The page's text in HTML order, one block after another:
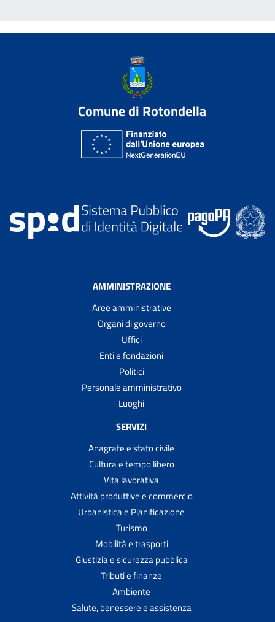
Comune di Rotondella
AMMINISTRAZIONE
Aree amministrative
Organi di governo
Uffici
Enti e fondazioni
Politici
Personale amministrativo
Luoghi
SERVIZI
Anagrafe e stato civile
Cultura e tempo libero
Vita lavorativa
Attività produttive e commercio
Urbanistica e Pianificazione
Turismo
Mobilità e trasporti
Giustizia e sicurezza pubblica
Tributi e finanze
Ambiente
Salute, benessere e assistenza